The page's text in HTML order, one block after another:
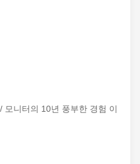
모니터의 10년 풍부한 경험 이